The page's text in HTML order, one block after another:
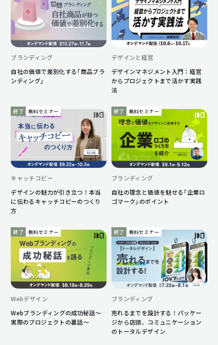
ブランディング
自社の価値で差別化する「商品ブラ
ンディング」
デザインと経営
デザインマネジメント入門：経営
からプロジェクトまで活かす実践
法
終了 無料セミナー
キャッチコピー
デザインの魅力が引き立つ！本当
に伝わるキャッチコピーのつくり
方
終了 無料セミナー
ブランディング
自社の理念と価値を魅せる「企業ロ
ゴマーク」のポイント
終了 無料セミナー
Webデザイン
Webブランディングの成功秘話〜
実際のプロジェクトの裏話〜
終了 無料セミナー
ブランディング
売れるまでを設計する！パッケー
ジから店頭、コミュニケーション
のトータルデザイン